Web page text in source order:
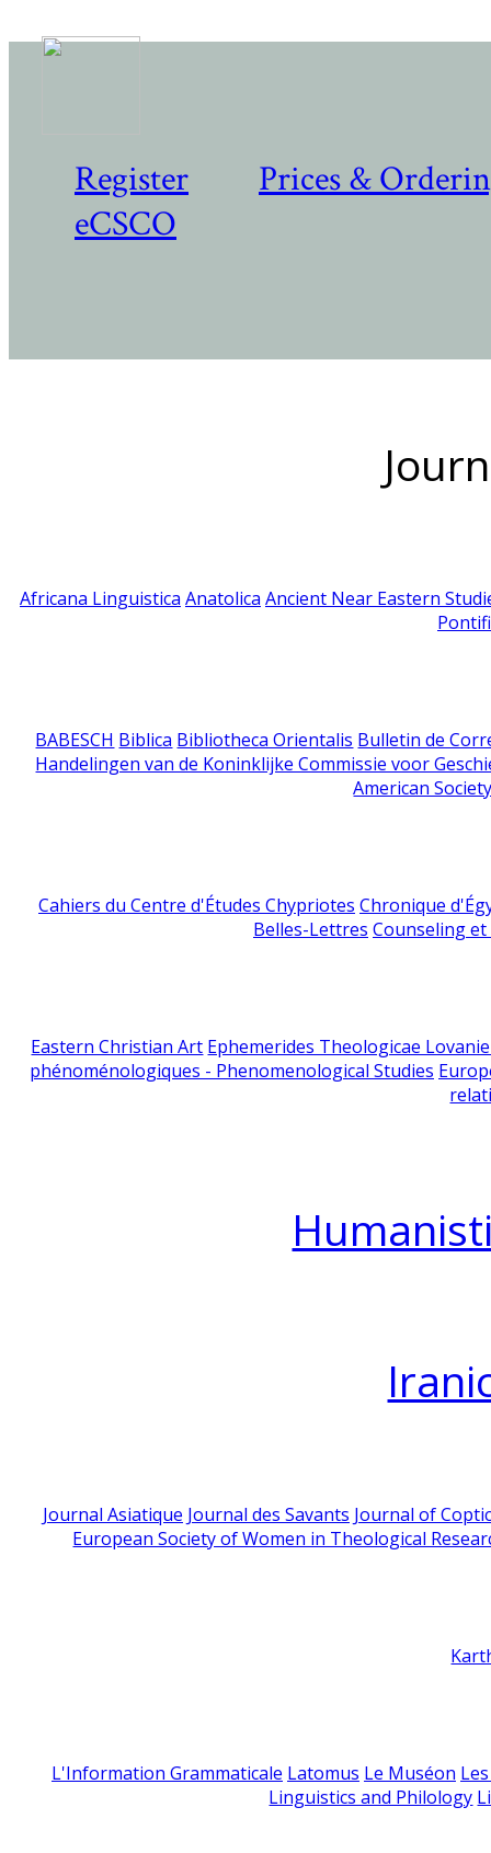
Register
Prices &
eCSCO
Africana Linguistica Anatolica Ancient Near Eastern
BABESCH Biblica Bibliotheca Orientalis Bulletin de
Handelingen van de Koninklijke Commissie voor
American
Cahiers du Centre d'Études Chypriotes Chronique
Belles-Lettres Counseling
Eastern Christian Art Ephemerides Theologicae
phénoménologiques - Phenomenological Studies
Journal Asiatique Journal des Savants Journal of
European Society of Women in Theological
L'Information Grammaticale Latomus Le Muséon
Linguistics and Philology